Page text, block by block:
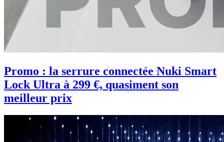
Promo : la serrure connectée Nuki Smart
Lock Ultra à 299 €, quasiment son
meilleur prix